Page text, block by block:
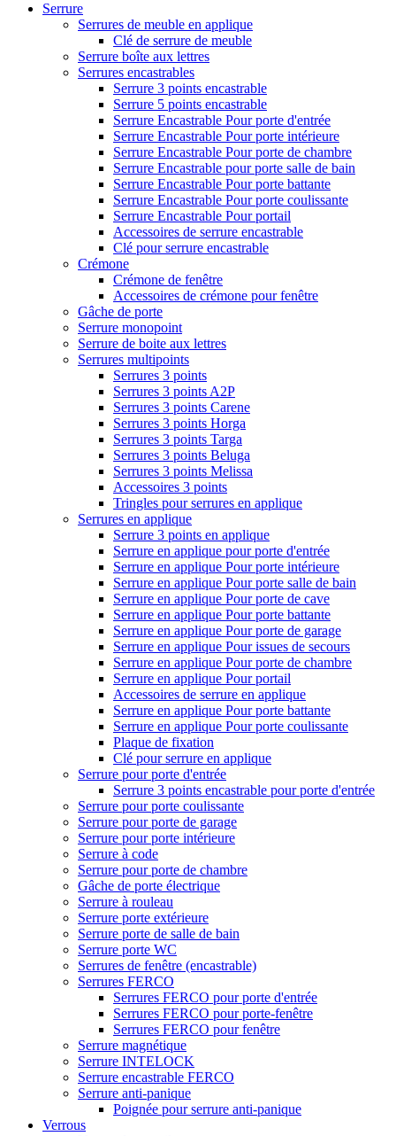
Serrure
Serrures de meuble en applique
Clé de serrure de meuble
Serrure boîte aux lettres
Serrures encastrables
Serrure 3 points encastrable
Serrure 5 points encastrable
Serrure Encastrable Pour porte d'entrée
Serrure Encastrable Pour porte intérieure
Serrure Encastrable Pour porte de chambre
Serrure Encastrable pour porte salle de bain
Serrure Encastrable Pour porte battante
Serrure Encastrable Pour porte coulissante
Serrure Encastrable Pour portail
Accessoires de serrure encastrable
Clé pour serrure encastrable
Crémone
Crémone de fenêtre
Accessoires de crémone pour fenêtre
Gâche de porte
Serrure monopoint
Serrure de boite aux lettres
Serrures multipoints
Serrures 3 points
Serrures 3 points A2P
Serrures 3 points Carene
Serrures 3 points Horga
Serrures 3 points Targa
Serrures 3 points Beluga
Serrures 3 points Melissa
Accessoires 3 points
Tringles pour serrures en applique
Serrures en applique
Serrure 3 points en applique
Serrure en applique pour porte d'entrée
Serrure en applique Pour porte intérieure
Serrure en applique Pour porte salle de bain
Serrure en applique Pour porte de cave
Serrure en applique Pour porte battante
Serrure en applique Pour porte de garage
Serrure en applique Pour issues de secours
Serrure en applique Pour porte de chambre
Serrure en applique Pour portail
Accessoires de serrure en applique
Serrure en applique Pour porte battante
Serrure en applique Pour porte coulissante
Plaque de fixation
Clé pour serrure en applique
Serrure pour porte d'entrée
Serrure 3 points encastrable pour porte d'entrée
Serrure pour porte coulissante
Serrure pour porte de garage
Serrure pour porte intérieure
Serrure à code
Serrure pour porte de chambre
Gâche de porte électrique
Serrure à rouleau
Serrure porte extérieure
Serrure porte de salle de bain
Serrure porte WC
Serrures de fenêtre (encastrable)
Serrures FERCO
Serrures FERCO pour porte d'entrée
Serrures FERCO pour porte-fenêtre
Serrures FERCO pour fenêtre
Serrure magnétique
Serrure INTELOCK
Serrure encastrable FERCO
Serrure anti-panique
Poignée pour serrure anti-panique
Verrous